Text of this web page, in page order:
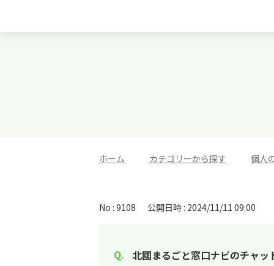
ホーム カテゴリーから探す 個人
No : 9108 公開日時 : 2024/11/11 09:00
北國まるごと窓口ナビのチャ